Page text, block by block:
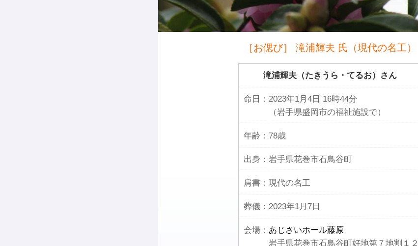
［お偲び］ 滝浦輝夫 氏（現代の名工）
滝浦輝夫（たきうら・てるお）さん
命日： 2023年1月4日 16時44分
（岩手県盛岡市の福祉施設で）
年齢： 78歳
出身： 岩手県花巻市石鳥谷町
肩書： 現代の名工
葬儀： 2023年1月7日
会場： あじさいホール藤原
岩手県花巻市石鳥谷町好地第７地割１２